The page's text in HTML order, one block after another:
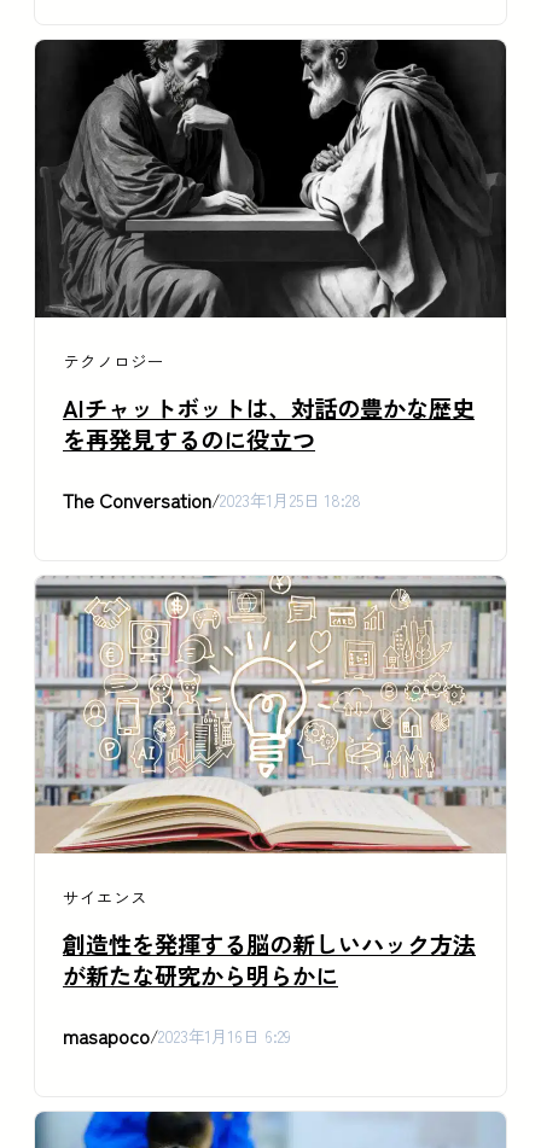
テクノロジー
AIチャットボットは、対話の豊かな歴史
を再発見するのに役立つ
The Conversation/2023年1月25日 18:28
サイエンス
創造性を発揮する脳の新しいハック方法
が新たな研究から明らかに
masapoco/2023年1月16日 6:29